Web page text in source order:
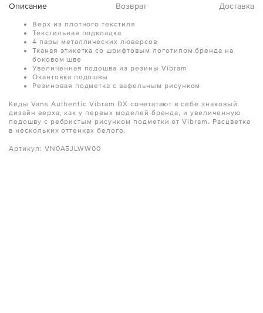
Описание Возврат Доставка
Верх из плотного текстиля
Текстильная подкладка
4 пары металлических люверсов
Тканая этикетка со шрифтовым логотипом бренда на
боковом шве
Увеличенная подошва из резины Vibram
Окантовка подошвы
Резиновая подметка с вафельным рисунком
Кеды Vans Authentic Vibram DX сочетатают в себе знаковый
дизайн верха, как у первых моделей бренда, и увеличенную
подошву с ребристым рисунком подметки от Vibram. Расцветка
в нескольких оттенках белого.
Артикул: VN0A5JLWW00